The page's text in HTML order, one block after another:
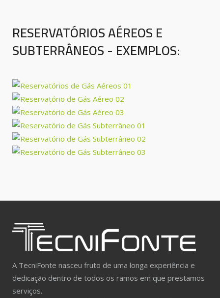
RESERVATÓRIOS AÉREOS E
SUBTERRÂNEOS - EXEMPLOS:
A TecniFonte nasceu fruto de uma longa experiência e
dedicação dentro de todos os ramos em que prestamos
serviços.